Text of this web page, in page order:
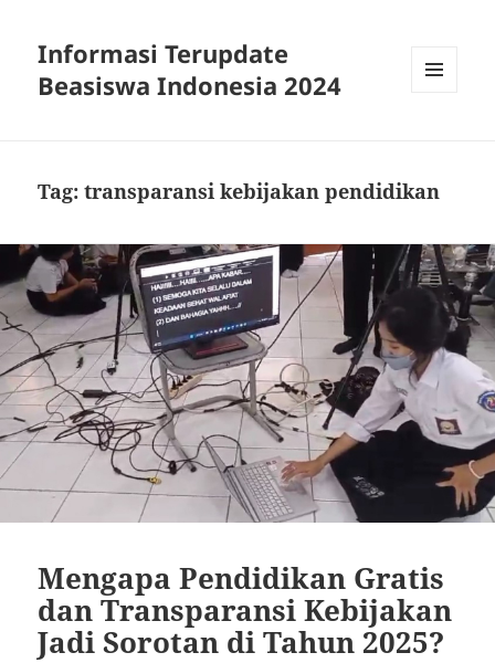
Informasi Terupdate
Beasiswa Indonesia 2024
Tag:transparansi kebijakan pendidikan
Mengapa Pendidikan Gratis
dan Transparansi Kebijakan
Jadi Sorotan di Tahun 2025?